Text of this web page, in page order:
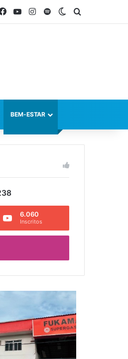
FacebookYouTubeInstagram
SpotifySwitch skin
BEM-ESTAR
6.060
Inscritos